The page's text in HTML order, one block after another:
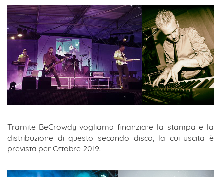
Tramite BeCrowdy vogliamo finanziare la stampa e la
distribuzione di questo secondo disco, la cui uscita è
prevista per Ottobre 2019.